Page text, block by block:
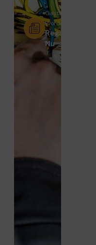
Gastschrijver
Worden?
Registreer
Nu